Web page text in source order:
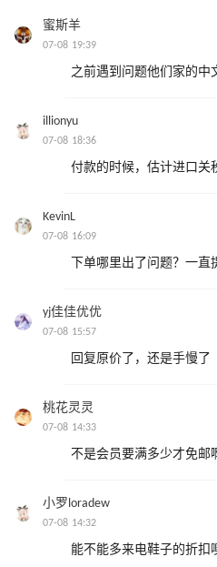
蜜斯羊
07-08 19:39
之前遇到问题他们家的中
illionyu
07-08 18:36
付款的时候，估计进口关
KevinL
07-08 16:09
下单哪里出了问题？一直
yj佳佳优优
07-08 15:57
回复原价了，还是手慢了
桃花灵灵
07-08 14:33
不是会员要满多少才免邮
小罗loradew
07-08 14:32
能不能多来电鞋子的折扣